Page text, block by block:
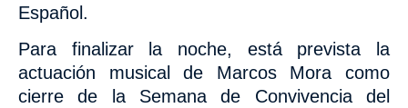
Español.
Para finalizar la noche, está prevista la
actuación musical de Marcos Mora como
cierre de la Semana de Convivencia del